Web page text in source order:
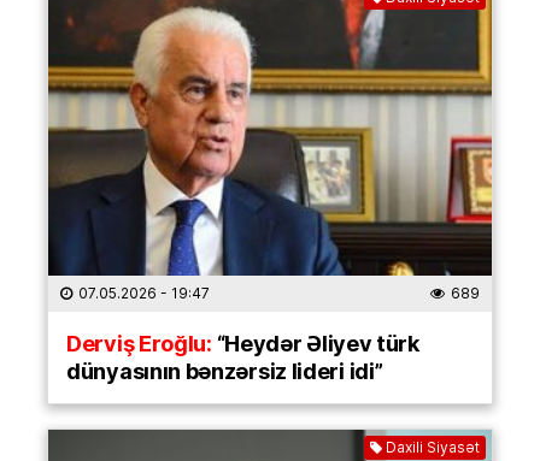
07.05.2026 - 19:47 689
Derviş Eroğlu: “Heydər Əliyev türk
dünyasının bənzərsiz lideri idi”
Daxili Siyasət